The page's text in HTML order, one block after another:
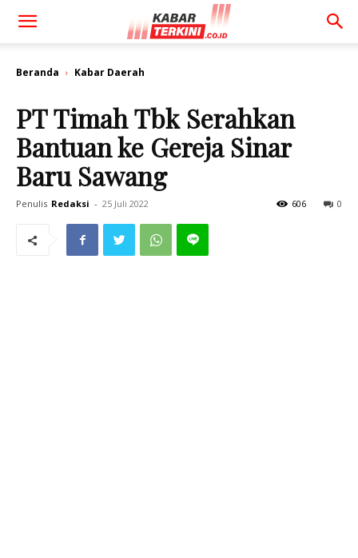
Beranda Kabar Daerah
PT Timah Tbk Serahkan
Bantuan ke Gereja Sinar
Baru Sawang
Penulis Redaksi - 25 Juli 2022 0
606